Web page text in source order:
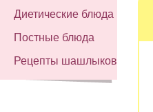
Диетические блюда
Постные блюда
Рецепты шашлыков